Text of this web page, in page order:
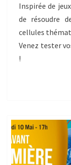
Inspirée de
de résoudre
cellules
Venez tester
!